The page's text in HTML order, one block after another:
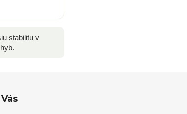
stabilitu v